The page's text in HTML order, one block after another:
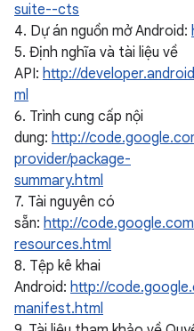
suite--cts
4. Dự án nguồn mở Android:
5. Định nghĩa và tài liệu về
API: http://
ml
6. Trình cung cấp nội
dung: http://
provider/package-
summary.html
7. Tài nguyên có
sẵn: http://
resources.html
8. Tệp kê khai
Android: http://
manifest.html